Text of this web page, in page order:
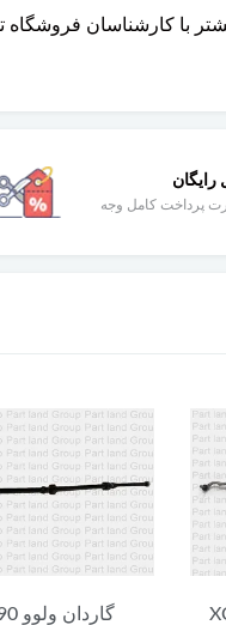
کارشناسان فروشگاه تماس
رایگان
پرداخت کامل وجه
یونیت پایین چراغ